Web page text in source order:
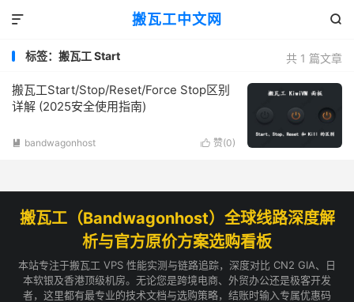
搬瓦工中文网 

共 1 篇文章
标签：搬瓦工 Start
搬瓦工Start/Stop/Reset/Force Stop区别
详解 (2025安全使用指南)
 赞(0)
 bandwagonhost
搬瓦工（Bandwagonhost）全球线路深度解
析与官方原价方案选购看板
本站专注于搬瓦工 VPS 性能实测与链路追踪，深度对比 CN2 GIA、日
本软银及香港顶级机房。无论您是跨境电商、外贸办公还是极客开发
者，这里都有最专业的技术文档与选购策略，结账时输入专属优惠码